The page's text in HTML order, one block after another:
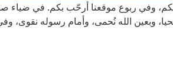
وفي ربوع موقعنا أرحّب بكم. في
وبعين الله نُحمى، وأمام رسوله نقوى،